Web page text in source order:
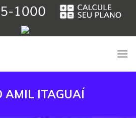
AMIL ITAGUAÍ